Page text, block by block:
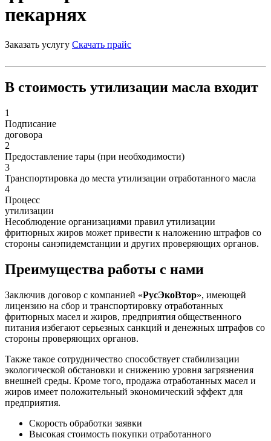
пекарнях
Заказать услугу Скачать прайс
В стоимость утилизации масла входит
1
Подписание
договора
2
Предоставление тары (при необходимости)
3
Транспортировка до места утилизации отработанного масла
4
Процесс
утилизации
Несоблюдение организациями правил утилизации
фритюрных жиров может привести к наложению штрафов со
стороны санэпидемстанции и других проверяющих органов.
Преимущества работы с нами
Заключив договор с компанией «РусЭкоВтор», имеющей
лицензию на сбор и транспортировку отработанных
фритюрных масел и жиров, предприятия общественного
питания избегают серьезных санкций и денежных штрафов со
стороны проверяющих органов.
Также такое сотрудничество способствует стабилизации
экологической обстановки и снижению уровня загрязнения
внешней среды. Кроме того, продажа отработанных масел и
жиров имеет положительный экономический эффект для
предприятия.
Скорость обработки заявки
Высокая стоимость покупки отработанного